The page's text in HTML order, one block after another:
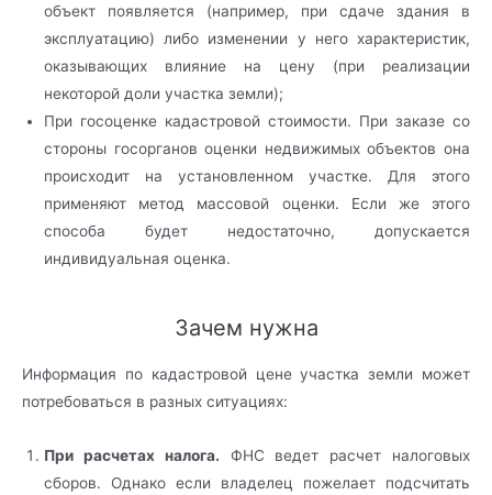
объект появляется (например, при сдаче здания в
эксплуатацию) либо изменении у него характеристик,
оказывающих влияние на цену (при реализации
некоторой доли участка земли);
При госоценке кадастровой стоимости. При заказе со
стороны госорганов оценки недвижимых объектов она
происходит на установленном участке. Для этого
применяют метод массовой оценки. Если же этого
способа будет недостаточно, допускается
индивидуальная оценка.
Зачем нужна
Информация по кадастровой цене участка земли может
потребоваться в разных ситуациях:
При расчетах налога. ФНС ведет расчет налоговых
сборов. Однако если владелец пожелает подсчитать